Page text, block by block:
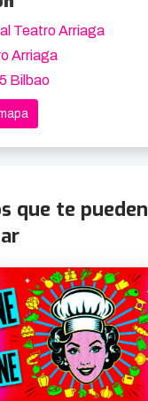
Teatro Arriaga
Arriaga
Bilbao
que te pueden